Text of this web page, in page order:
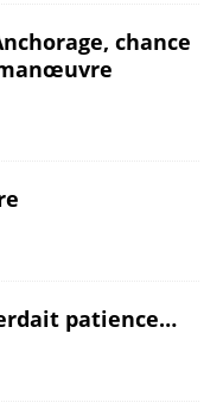
chance
patience…